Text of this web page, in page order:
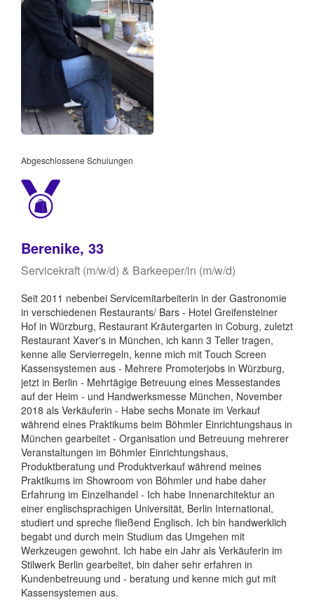
Abgeschlossene Schulungen
Berenike, 33
Servicekraft (m/w/d) & Barkeeper/in (m/w/d)
Seit 2011 nebenbei Servicemitarbeiterin in der Gastronomie
in verschiedenen Restaurants/ Bars - Hotel Greifensteiner
Hof in Würzburg, Restaurant Kräutergarten in Coburg, zuletzt
Restaurant Xaver's in München, ich kann 3 Teller tragen,
kenne alle Servierregeln, kenne mich mit Touch Screen
Kassensystemen aus - Mehrere Promoterjobs in Würzburg,
jetzt in Berlin - Mehrtägige Betreuung eines Messestandes
auf der Heim - und Handwerksmesse München, November
2018 als Verkäuferin - Habe sechs Monate im Verkauf
während eines Praktikums beim Böhmler Einrichtungshaus in
München gearbeitet - Organisation und Betreuung mehrerer
Veranstaltungen im Böhmler Einrichtungshaus,
Produktberatung und Produktverkauf während meines
Praktikums im Showroom von Böhmler und habe daher
Erfahrung im Einzelhandel - Ich habe Innenarchitektur an
einer englischsprachigen Universität, Berlin International,
studiert und spreche fließend Englisch. Ich bin handwerklich
begabt und durch mein Studium das Umgehen mit
Werkzeugen gewohnt. Ich habe ein Jahr als Verkäuferin im
Stilwerk Berlin gearbeitet, bin daher sehr erfahren in
Kundenbetreuung und - beratung und kenne mich gut mit
Kassensystemen aus.